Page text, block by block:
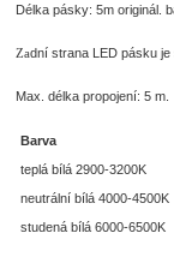
Délka pásky: 5m originál.
Zadní strana LED pásku
Max. délka propojení: 5 m.
Barva
teplá bílá 2900-3200K
neutrální bílá 4000-4500K
studená bílá 6000-6500K